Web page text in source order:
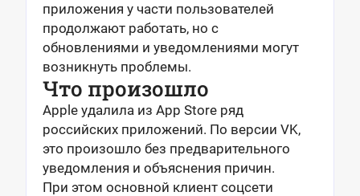
приложения у части пользователей
продолжают работать, но с
обновлениями и уведомлениями могут
возникнуть проблемы.
Что произошло
Apple удалила из App Store ряд
российских приложений. По версии VK,
это произошло без предварительного
уведомления и объяснения причин.
При этом основной клиент соцсети